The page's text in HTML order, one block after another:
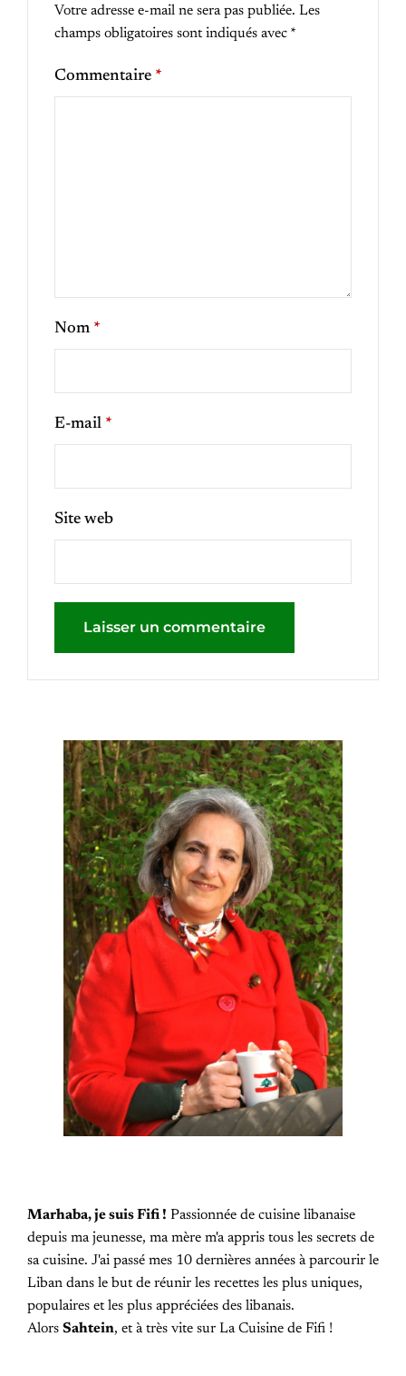
Votre adresse e-mail ne sera pas publiée. Les
champs obligatoires sont indiqués avec *
Commentaire *
Nom *
E-mail *
Site web
Marhaba, je suis Fifi ! Passionnée de cuisine libanaise
depuis ma jeunesse, ma mère m'a appris tous les secrets de
sa cuisine. J'ai passé mes 10 dernières années à parcourir le
Liban dans le but de réunir les recettes les plus uniques,
populaires et les plus appréciées des libanais.
Alors Sahtein, et à très vite sur La Cuisine de Fifi !